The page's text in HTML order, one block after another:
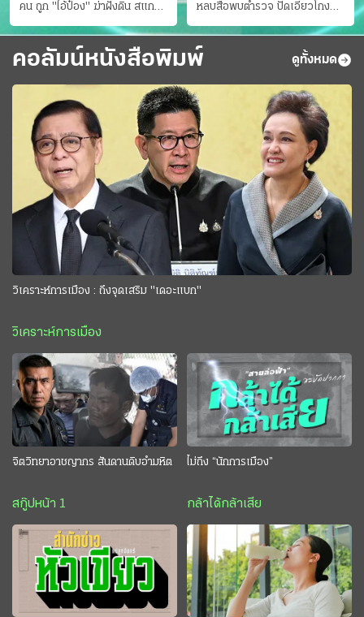
คน ถูก "ไอ้ป๋อง" ฆ่าฝังดิน สแกน
ไม่มีศพเพิ่ม
หลบสื่อพบตำรวจ ปัดเอี่ยวโกง
สอบท้องถิ่น จ่อบี้รํ่ารวยมากปกติ
คอลัมน์หนังสือพิมพ์ ดูทั้งหมด
วิเคราะห์การเมือง : ถึงจุดเสริม "เดอะแบก"
วิเคราะห์การเมือง
จิตวิทยาอาชญากร สันดานดิบอำมหิต
สกู๊ปหน้า 1
ไม่ถึง “นักการเมือง”
กล้าได้กล้าเสีย